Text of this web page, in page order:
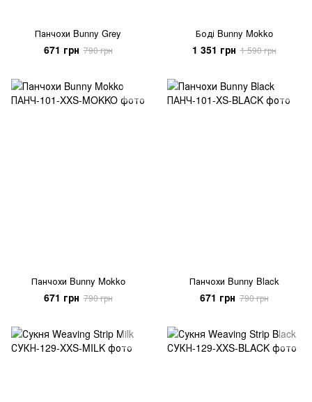
Панчохи Bunny Grey
671 грн 790 грн
Боді Bunny Mokko
1 351 грн 1 590 грн
Панчохи Bunny Mokko
671 грн 790 грн
Панчохи Bunny Black
671 грн 790 грн